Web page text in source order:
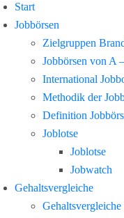
Start
Jobbörsen
Zielgruppen
Jobbörsen von A
International
Methodik der
Definition
Joblotse
Joblotse
Jobwatch
Gehaltsvergleiche